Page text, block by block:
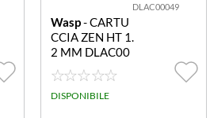
DLAC00049
Wasp- CARTU
CCIA ZEN HT 1.
2 MM DLAC00
049 CARTUCCI
A ZEN HT 1.2 M
M
DISPONIBILE